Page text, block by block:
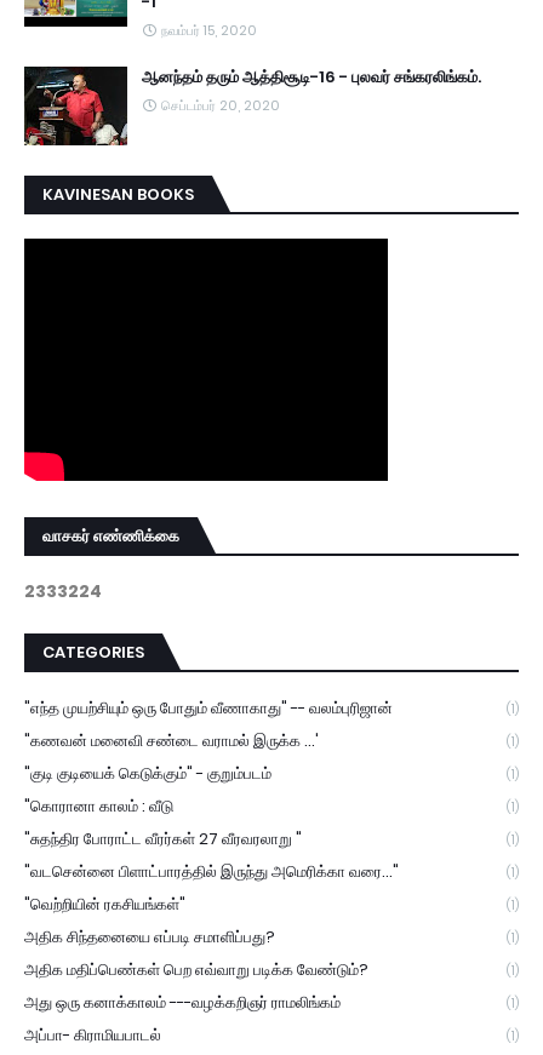
நவம்பர் 15, 2020
ஆனந்தம் தரும் ஆத்திசூடி-16 - புலவர் சங்கரலிங்கம்.
செப்டம்பர் 20, 2020
KAVINESAN BOOKS
வாசகர் எண்ணிக்கை
2333224
CATEGORIES
"எந்த முயற்சியும் ஒரு போதும் வீணாகாது" -- வலம்புரிஜான் (1)
"கணவன் மனைவி சண்டை வராமல் இருக்க ...' (1)
"குடி குடியைக் கெடுக்கும்" - குறும்படம் (1)
"கொரானா காலம் : வீடு (1)
"சுதந்திர போராட்ட வீரர்கள் 27 வீரவரலாறு " (1)
"வடசென்னை பிளாட்பாரத்தில் இருந்து அமெரிக்கா வரை..." (1)
"வெற்றியின் ரகசியங்கள்" (1)
அதிக சிந்தனையை எப்படி சமாளிப்பது? (1)
அதிக மதிப்பெண்கள் பெற எவ்வாறு படிக்க வேண்டும்? (1)
அது ஒரு கனாக்காலம் ---வழக்கறிஞர் ராமலிங்கம் (1)
அப்பா- கிராமியபாடல் (1)